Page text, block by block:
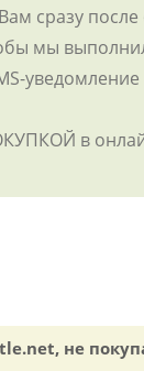
сразу
мы
в
не